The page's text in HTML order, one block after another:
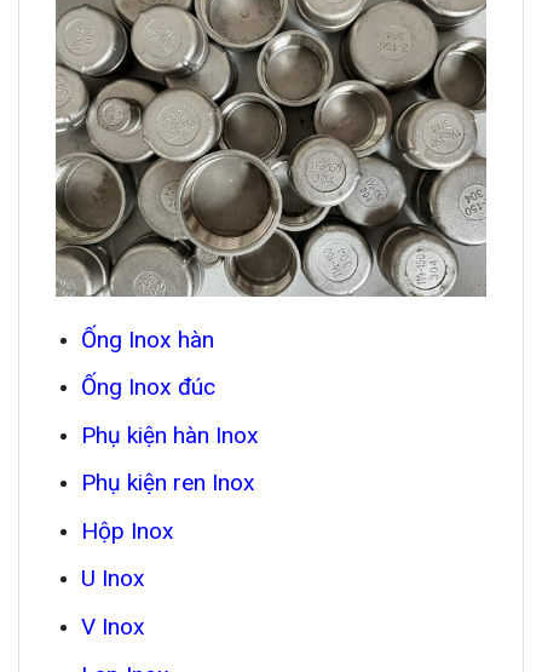
Ống Inox hàn
Ống Inox đúc
Phụ kiện hàn Inox
Phụ kiện ren Inox
Hộp Inox
U Inox
V Inox